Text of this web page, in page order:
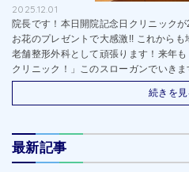
2025.12.01
院長です！本日開院記念日クリニック
お花のプレゼントで大感激!! これから
老舗整形外科として頑張ります！来年
クリニック！」このスローガンでいきま
続きを
最新記事